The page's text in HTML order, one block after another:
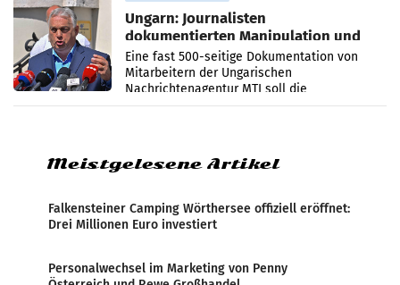
Ungarn: Journalisten
dokumentierten Manipulation und
Zensur
Eine fast 500-seitige Dokumentation von
Mitarbeitern der Ungarischen
Nachrichtenagentur MTI soll die
systematische Nachrichten-Manipulation und
Meistgelesene Artikel
Falkensteiner Camping Wörthersee offiziell eröffnet:
Drei Millionen Euro investiert
Personalwechsel im Marketing von Penny